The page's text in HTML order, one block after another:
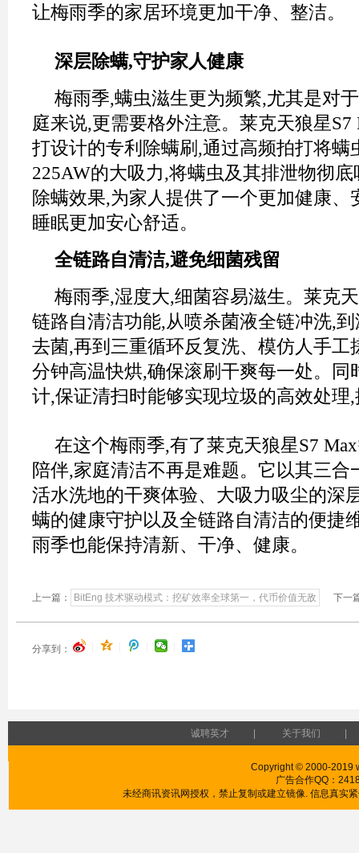
让梅雨季的家居环境更加干净、整洁。
深层除螨,守护家人健康
梅雨季,螨虫滋生更为频繁,尤其是对
庭来说,更需要格外注意。莱克天狼星
打设计的专利除螨刷,通过高频拍打将螨
225AW的大吸力,将螨虫及其排泄物彻
除螨效果,为家人提供了一个更加健康、
睡眠更加安心舒适。
全链路自清洁,避免细菌残留
梅雨季,湿度大,细菌容易滋生。莱克
链路自清洁功能,从喷杀菌液全链冲洗,
去菌,再到三重循环反复洗、模仿人手工
分钟高温快烘,确保滚刷干爽每一处。同
计,保证清扫时能够实现垃圾的高效处理
在这个梅雨季,有了莱克天狼星S7
陪伴,家庭清洁不再是难题。它以其三合
活水洗地的干爽体验、大吸力吸尘的深
螨的健康守护以及全链路自清洁的便捷
雨季也能保持清新、干净、健康。
上一篇： BitEng 技术驱动模式：挖矿效率全球第一，代币价值无敌 下一
分享到：
诚聘英才 关于我们
Copyright © 2000-2019
广告合作QQ：
未经商讯资讯网授权，禁止复制或建立镜像. 信息真实